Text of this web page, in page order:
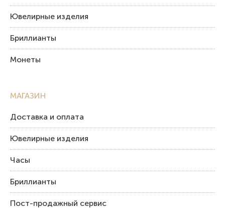
Ювелирные изделия
Бриллианты
Монеты
МАГАЗИН
Доставка и оплата
Ювелирные изделия
Часы
Бриллианты
Пост-продажный сервис